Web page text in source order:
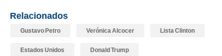
Relacionados
Gustavo Petro Verónica Alcocer Lista Clinton
Estados Unidos Donald Trump